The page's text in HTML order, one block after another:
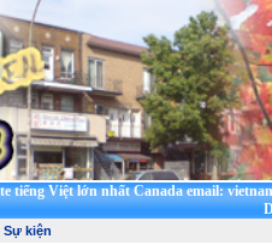
tiếng Việt lớn nhất Canada email:
kiện